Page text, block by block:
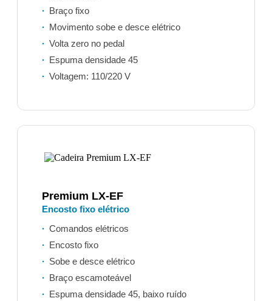
Braço fixo
Movimento sobe e desce elétrico
Volta zero no pedal
Espuma densidade 45
Voltagem: 110/220 V
Premium LX-EF
Encosto fixo elétrico
Comandos elétricos
Encosto fixo
Sobe e desce elétrico
Braço escamoteável
Espuma densidade 45, baixo ruído